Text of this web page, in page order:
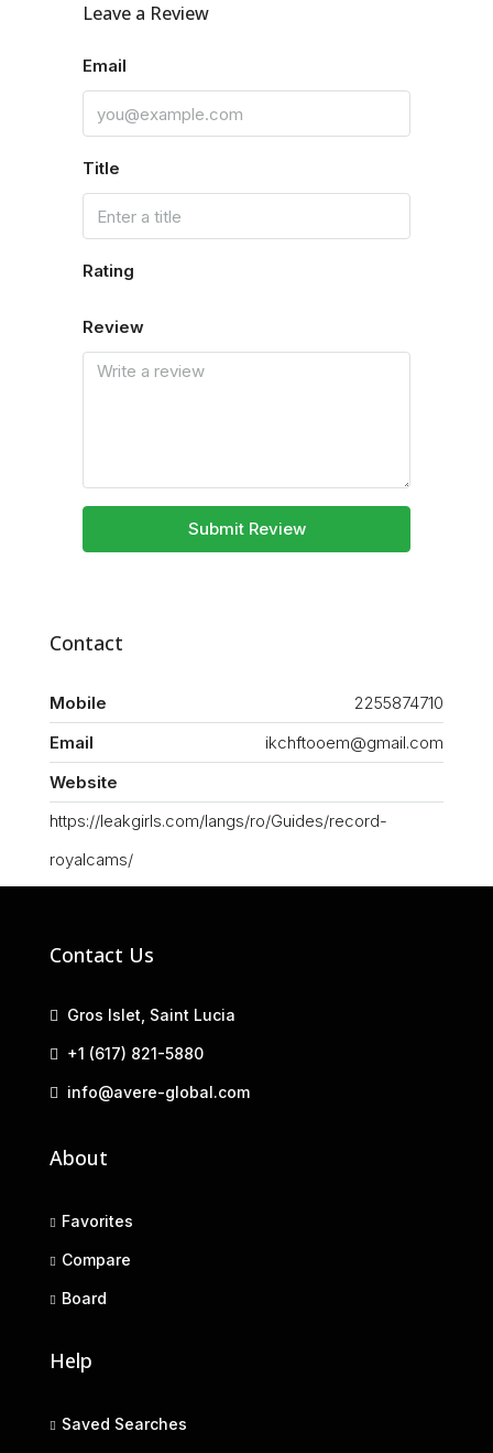
Leave a Review
Email
Title
Rating
Review
Submit Review
Contact
Mobile
2255874710
Email
ikchftooem@gmail.com
Website
https://leakgirls.com/langs/ro/Guides/record-
royalcams/
Contact Us
Gros Islet, Saint Lucia
+1 (617) 821-5880
info@avere-global.com
About
Favorites
Compare
Board
Help
Saved Searches